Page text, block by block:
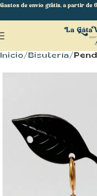
Inicio Bisutería
Gastos de envío gratis, a partir de